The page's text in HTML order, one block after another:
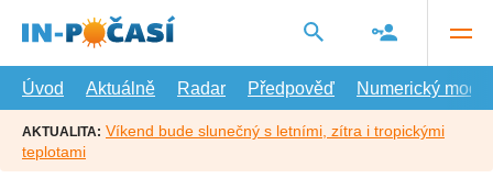
hlavní
Úvod
Aktuálně Radar Předpověď Numerický model
AKTUALITA: Víkend bude slunečný s letními, zítra i tropickými
teplotami